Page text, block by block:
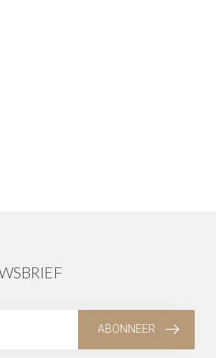
ABONNEER